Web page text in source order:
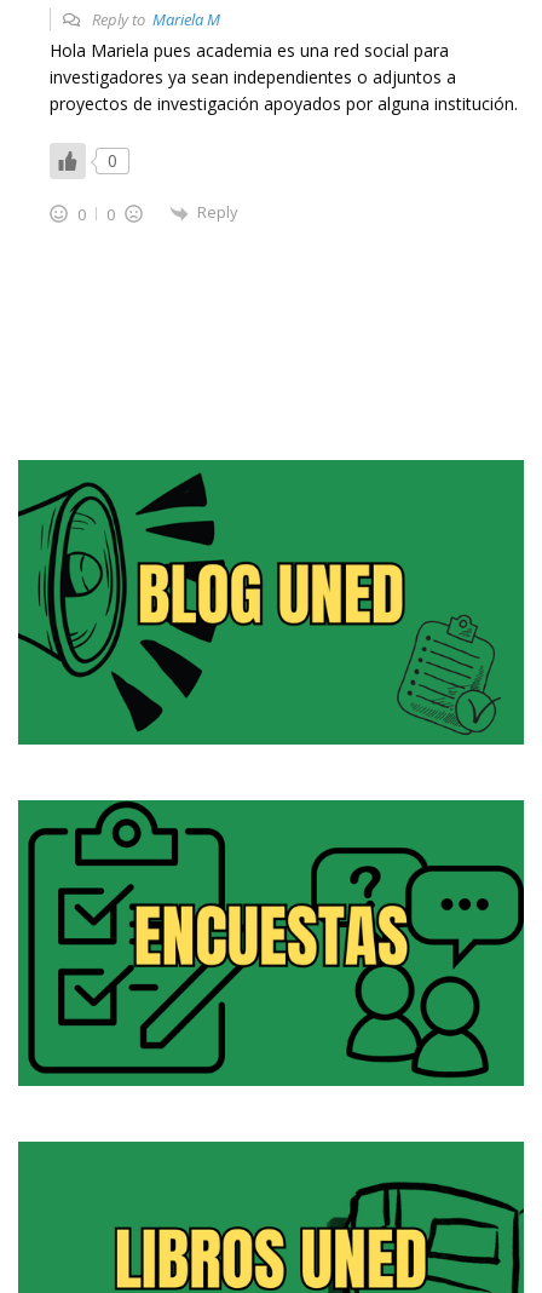
Reply to Mariela M
Hola Mariela pues academia es una red social para
investigadores ya sean independientes o adjuntos a
proyectos de investigación apoyados por alguna institución.
0
0 0 Reply